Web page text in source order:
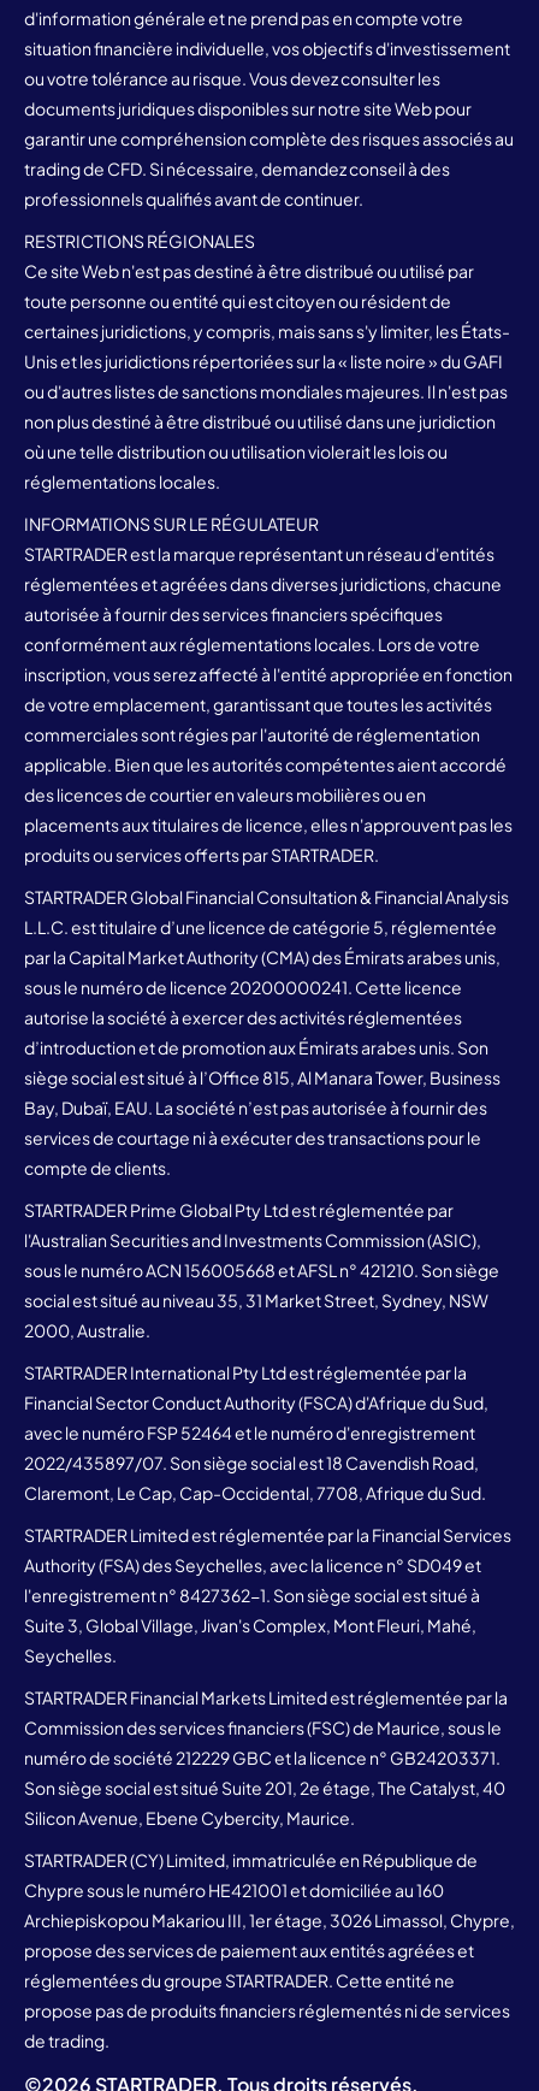
d'information générale et ne prend pas en compte votre
situation financière individuelle, vos objectifs d'investissement
ou votre tolérance au risque. Vous devez consulter les
documents juridiques disponibles sur notre site Web pour
garantir une compréhension complète des risques associés au
trading de CFD. Si nécessaire, demandez conseil à des
professionnels qualifiés avant de continuer.
RESTRICTIONS RÉGIONALES
Ce site Web n'est pas destiné à être distribué ou utilisé par
toute personne ou entité qui est citoyen ou résident de
certaines juridictions, y compris, mais sans s'y limiter, les États-
Unis et les juridictions répertoriées sur la « liste noire » du GAFI
ou d'autres listes de sanctions mondiales majeures. Il n'est pas
non plus destiné à être distribué ou utilisé dans une juridiction
où une telle distribution ou utilisation violerait les lois ou
réglementations locales.
INFORMATIONS SUR LE RÉGULATEUR
STARTRADER est la marque représentant un réseau d'entités
réglementées et agréées dans diverses juridictions, chacune
autorisée à fournir des services financiers spécifiques
conformément aux réglementations locales. Lors de votre
inscription, vous serez affecté à l'entité appropriée en fonction
de votre emplacement, garantissant que toutes les activités
commerciales sont régies par l'autorité de réglementation
applicable. Bien que les autorités compétentes aient accordé
des licences de courtier en valeurs mobilières ou en
placements aux titulaires de licence, elles n'approuvent pas les
produits ou services offerts par STARTRADER.
STARTRADER Global Financial Consultation & Financial Analysis
L.L.C. est titulaire d’une licence de catégorie 5, réglementée
par la Capital Market Authority (CMA) des Émirats arabes unis,
sous le numéro de licence 20200000241. Cette licence
autorise la société à exercer des activités réglementées
d’introduction et de promotion aux Émirats arabes unis. Son
siège social est situé à l’Office 815, Al Manara Tower, Business
Bay, Dubaï, EAU. La société n’est pas autorisée à fournir des
services de courtage ni à exécuter des transactions pour le
compte de clients.
STARTRADER Prime Global Pty Ltd est réglementée par
l'Australian Securities and Investments Commission (ASIC),
sous le numéro ACN 156005668 et AFSL n° 421210. Son siège
social est situé au niveau 35, 31 Market Street, Sydney, NSW
2000, Australie.
STARTRADER International Pty Ltd est réglementée par la
Financial Sector Conduct Authority (FSCA) d'Afrique du Sud,
avec le numéro FSP 52464 et le numéro d'enregistrement
2022/435897/07. Son siège social est 18 Cavendish Road,
Claremont, Le Cap, Cap-Occidental, 7708, Afrique du Sud.
STARTRADER Limited est réglementée par la Financial Services
Authority (FSA) des Seychelles, avec la licence n° SD049 et
l'enregistrement n° 8427362-1. Son siège social est situé à
Suite 3, Global Village, Jivan's Complex, Mont Fleuri, Mahé,
Seychelles.
STARTRADER Financial Markets Limited est réglementée par la
Commission des services financiers (FSC) de Maurice, sous le
numéro de société 212229 GBC et la licence n° GB24203371.
Son siège social est situé Suite 201, 2e étage, The Catalyst, 40
Silicon Avenue, Ebene Cybercity, Maurice.
STARTRADER (CY) Limited, immatriculée en République de
Chypre sous le numéro HE421001 et domiciliée au 160
Archiepiskopou Makariou III, 1er étage, 3026 Limassol, Chypre,
propose des services de paiement aux entités agréées et
réglementées du groupe STARTRADER. Cette entité ne
propose pas de produits financiers réglementés ni de services
de trading.
©2026 STARTRADER. Tous droits réservés.